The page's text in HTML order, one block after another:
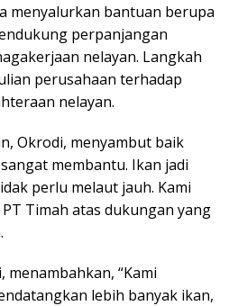
menyalurkan bantuan berupa
perpanjangan
nelayan. Langkah
perusahaan terhadap
nelayan.
Okrodi, menyambut baik
membantu. Ikan jadi
perlu melaut jauh. Kami
Timah atas dukungan yang
menambahkan, “Kami
lebih banyak ikan,